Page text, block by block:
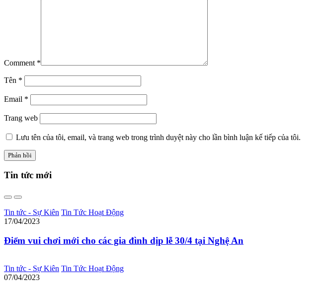
Comment *
Tên *
Email *
Trang web
Lưu tên của tôi, email, và trang web trong trình duyệt này cho lần bình luận kế tiếp của tôi.
Tin tức mới
Tin tức - Sự Kiên Tin Tức Hoạt Động
17/04/2023
Điểm vui chơi mới cho các gia đình dịp lễ 30/4 tại Nghệ An
Tin tức - Sự Kiên Tin Tức Hoạt Động
07/04/2023